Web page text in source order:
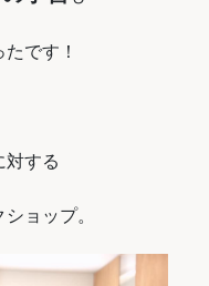
です！
対する
ョップ。